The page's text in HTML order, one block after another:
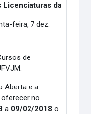
Licenciaturas da
feira, 7 dez.
de
Aberta e a
oferecer no
a 09/02/2018 o